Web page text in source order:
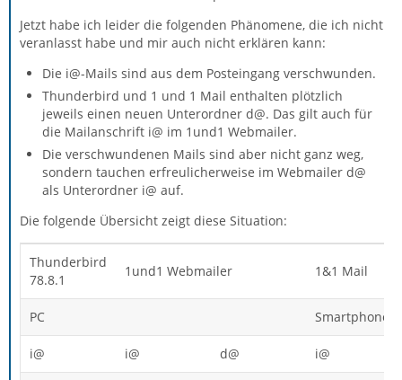
Jetzt habe ich leider die folgenden Phänomene, die ich nicht
veranlasst habe und mir auch nicht erklären kann:
Die i@-Mails sind aus dem Posteingang verschwunden.
Thunderbird und 1 und 1 Mail enthalten plötzlich
jeweils einen neuen Unterordner d@. Das gilt auch für
die Mailanschrift i@ im 1und1 Webmailer.
Die verschwundenen Mails sind aber nicht ganz weg,
sondern tauchen erfreulicherweise im Webmailer d@
als Unterordner i@ auf.
Die folgende Übersicht zeigt diese Situation:
Thunderbird
78.8.1
1und1 Webmailer 1&1 Mail
PC Smartphone
i@ i@ d@ i@